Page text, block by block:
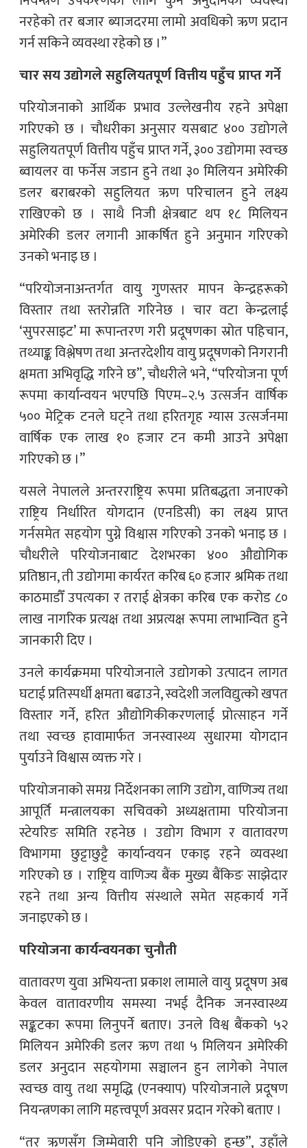
नरहेको तर बजार ब्याजदरमा लामो अवधिको ऋण प्रदान
गर्न सकिने व्यवस्था रहेको छ ।”
चार सय उद्योगले सहुलियतपूर्ण वित्तीय पहुँच प्राप्त गर्ने
परियोजनाको आर्थिक प्रभाव उल्लेखनीय रहने अपेक्षा
गरिएको छ । चौधरीका अनुसार यसबाट ४०० उद्योगले
सहुलियतपूर्ण वित्तीय पहुँच प्राप्त गर्ने, ३०० उद्योगमा स्वच्छ
ब्वायलर वा फर्नेस जडान हुने तथा ३० मिलियन अमेरिकी
डलर बराबरको सहुलियत ऋण परिचालन हुने लक्ष्य
राखिएको छ । साथै निजी क्षेत्रबाट थप १८ मिलियन
अमेरिकी डलर लगानी आकर्षित हुने अनुमान गरिएको
उनको भनाइ छ ।
“परियोजनाअन्तर्गत वायु गुणस्तर मापन केन्द्रहरूको
विस्तार तथा स्तरोन्नति गरिनेछ । चार वटा केन्द्रलाई
‘सुपरसाइट’ मा रूपान्तरण गरी प्रदूषणका स्रोत पहिचान,
तथ्याङ्क विश्लेषण तथा अन्तरदेशीय वायु प्रदूषणको निगरानी
क्षमता अभिवृद्धि गरिने छ”, चौधरीले भने, “परियोजना पूर्ण
रूपमा कार्यान्वयन भएपछि पिएम–२.५ उत्सर्जन वार्षिक
५०० मेट्रिक टनले घट्ने तथा हरितगृह ग्यास उत्सर्जनमा
वार्षिक एक लाख १० हजार टन कमी आउने अपेक्षा
गरिएको छ ।”
यसले नेपालले अन्तरराष्ट्रिय रूपमा प्रतिबद्धता जनाएको
राष्ट्रिय निर्धारित योगदान (एनडिसी) का लक्ष्य प्राप्त
गर्नसमेत सहयोग पुग्ने विश्वास गरिएको उनको भनाइ छ ।
चौधरीले परियोजनाबाट देशभरका ४०० औद्योगिक
प्रतिष्ठान, ती उद्योगमा कार्यरत करिब ६० हजार श्रमिक तथा
काठमाडौँ उपत्यका र तराई क्षेत्रका करिब एक करोड ८०
लाख नागरिक प्रत्यक्ष तथा अप्रत्यक्ष रूपमा लाभान्वित हुने
जानकारी दिए ।
उनले कार्यक्रममा परियोजनाले उद्योगको उत्पादन लागत
घटाई प्रतिस्पर्धी क्षमता बढाउने, स्वदेशी जलविद्युत्को खपत
विस्तार गर्ने, हरित औद्योगिकीकरणलाई प्रोत्साहन गर्ने
तथा स्वच्छ हावामार्फत जनस्वास्थ्य सुधारमा योगदान
पुर्याउने विश्वास व्यक्त गरे ।
परियोजनाको समग्र निर्देशनका लागि उद्योग, वाणिज्य तथा
आपूर्ति मन्त्रालयका सचिवको अध्यक्षतामा परियोजना
स्टेयरिङ समिति रहनेछ । उद्योग विभाग र वातावरण
विभागमा छुट्टाछुट्टै कार्यान्वयन एकाइ रहने व्यवस्था
गरिएको छ । राष्ट्रिय वाणिज्य बैंक मुख्य बैंकिङ साझेदार
रहने तथा अन्य वित्तीय संस्थाले समेत सहकार्य गर्ने
जनाइएको छ ।
परियोजना कार्यन्वयनका चुनौती
वातावरण युवा अभियन्ता प्रकाश लामाले वायु प्रदूषण अब
केवल वातावरणीय समस्या नभई दैनिक जनस्वास्थ्य
सङ्कटका रूपमा लिनुपर्ने बताए। उनले विश्व बैंकको ५२
मिलियन अमेरिकी डलर ऋण तथा ५ मिलियन अमेरिकी
डलर अनुदान सहयोगमा सञ्चालन हुन लागेको नेपाल
स्वच्छ वायु तथा समृद्धि (एनक्याप) परियोजनाले प्रदूषण
नियन्त्रणका लागि महत्त्वपूर्ण अवसर प्रदान गरेको बताए ।
“तर ऋणसँग जिम्मेवारी पनि जोडिएको हुन्छ”, उहाँले